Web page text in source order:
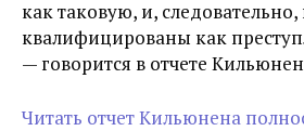
как таковую, и,
квалифицированы как
— говорится в отчете
Читать отчет Кильюнена